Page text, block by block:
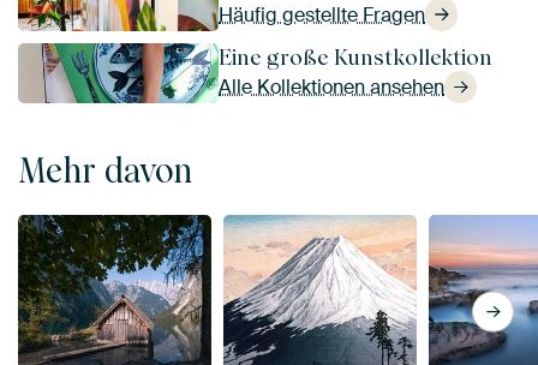
Häufig gestellte Fragen
Eine große Kunstkollektion
Alle Kollektionen ansehen
Mehr davon